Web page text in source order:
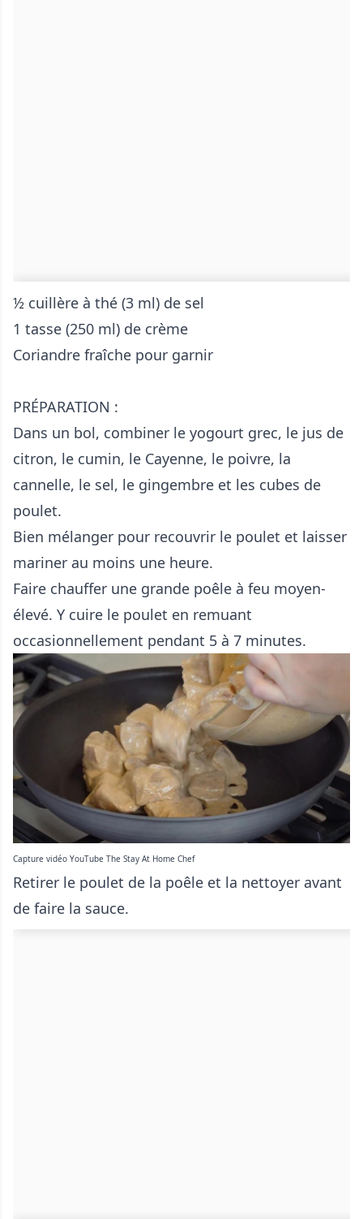
½ cuillère à thé (3 ml) de sel
1 tasse (250 ml) de crème
Coriandre fraîche pour garnir
PRÉPARATION :
Dans un bol, combiner le yogourt grec, le jus de
citron, le cumin, le Cayenne, le poivre, la
cannelle, le sel, le gingembre et les cubes de
poulet.
Bien mélanger pour recouvrir le poulet et laisser
mariner au moins une heure.
Faire chauffer une grande poêle à feu moyen-
élevé. Y cuire le poulet en remuant
occasionnellement pendant 5 à 7 minutes.
Capture vidéo YouTube The Stay At Home Chef
Retirer le poulet de la poêle et la nettoyer avant
de faire la sauce.